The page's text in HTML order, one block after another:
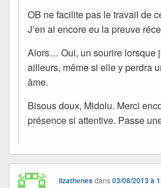
OB ne facilite pas le travail de
J’en ai encore eu la preuve
Alors… Oui, un sourire lorsque
ailleurs, même si elle y perdra
âme.
Bisous doux, Midolu. Merci
présence si attentive. Passe
lizathenesdans03/08/2013 à